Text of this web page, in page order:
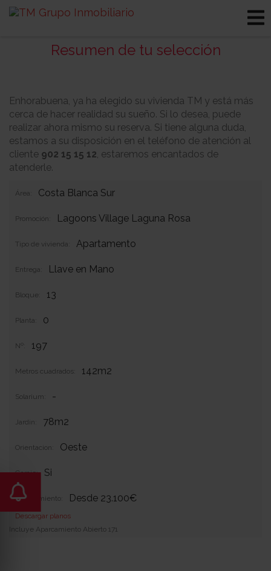
Resumen de tu selección
Enhorabuena, ya ha elegido su vivienda TM y está más
cerca de hacer realidad su sueño. Si lo desea, puede
realizar ahora mismo su reserva. Si tiene alguna duda,
estamos a su disposición en el teléfono de atención al
cliente 902 15 15 12, estaremos encantados de
atenderle.
Área: Costa Blanca Sur
Promoción: Lagoons Village Laguna Rosa
Tipo de vivienda: Apartamento
Entrega: Llave en Mano
Bloque: 13
Planta: 0
Nº: 197
Metros cuadrados: 142m2
Solarium: -
Jardin: 78m2
Orientacion: Oeste
Garaje: Si
Equipamiento: Desde 23.100€
Descargar planos
Incluye Aparcamiento Abierto 171